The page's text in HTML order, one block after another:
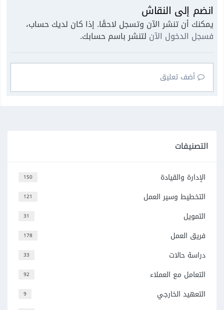
انضم إلى النقاش
يمكنك أن تنشر الآن وتسجل لاحقًا. إذا كان لديك حساب،
فسجل الدخول الآن لتنشر باسم حسابك.
أضف تعليق
التصنيفات
150 الإدارة والقيادة
121 التخطيط وسير العمل
31 التمويل
178 فريق العمل
33 دراسة حالات
92 التعامل مع العملاء
9 التعهيد الخارجي